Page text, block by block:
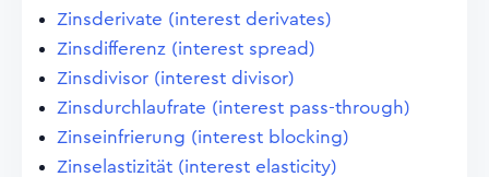
Zinsderivate (interest derivates)
Zinsdifferenz (interest spread)
Zinsdivisor (interest divisor)
Zinsdurchlaufrate (interest pass-through)
Zinseinfrierung (interest blocking)
Zinselastizität (interest elasticity)